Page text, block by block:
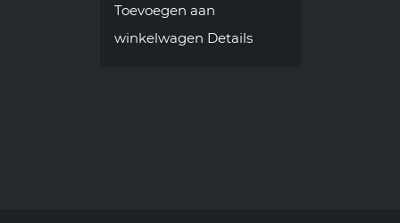
Toevoegen aan
winkelwagen Details